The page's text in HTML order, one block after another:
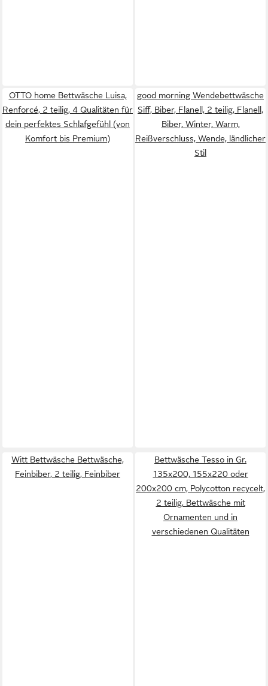
OTTO home Bettwäsche Luisa,
Renforcé, 2 teilig, 4 Qualitäten für
dein perfektes Schlafgefühl (von
Komfort bis Premium)
good morning Wendebettwäsche
Siff, Biber, Flanell, 2 teilig, Flanell,
Biber, Winter, Warm,
Reißverschluss, Wende, ländlicher
Stil
Witt Bettwäsche Bettwäsche,
Feinbiber, 2 teilig, Feinbiber
Bettwäsche Tesso in Gr.
135x200, 155x220 oder
200x200 cm, Polycotton recycelt,
2 teilig, Bettwäsche mit
Ornamenten und in
verschiedenen Qualitäten